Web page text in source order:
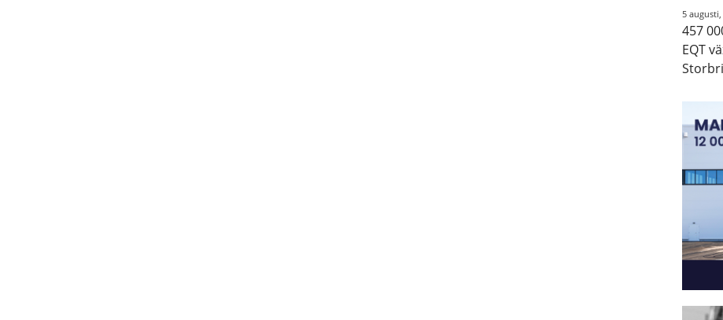
5 augusti,
457
EQT